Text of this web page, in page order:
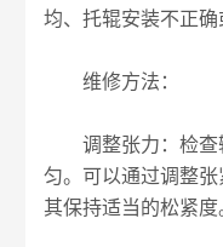
均、托辊安装不正确
维修方法：
调整张力：检查
匀。可以通过调整
其保持适当的松紧度